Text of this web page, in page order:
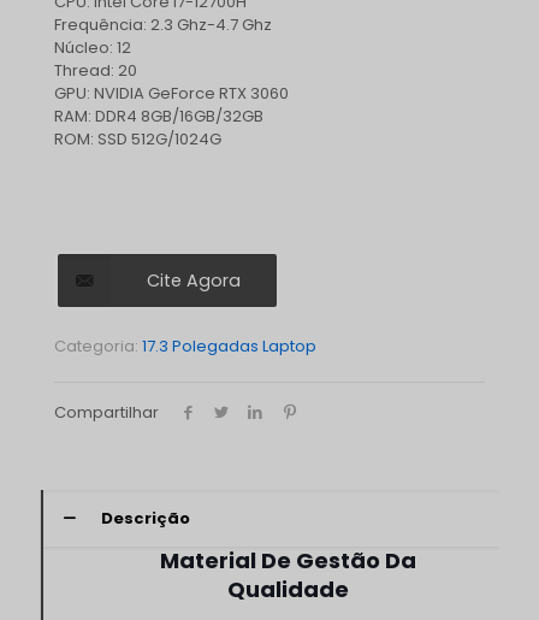
Frequência: 2.3 Ghz-4.7 Ghz
Núcleo: 12
Thread: 20
GPU: NVIDIA GeForce RTX 3060
RAM: DDR4 8GB/16GB/32GB
ROM: SSD 512G/1024G
Cite Agora
Categoria: 17.3 Polegadas Laptop
Compartilhar
Descrição
Material De Gestão Da
Qualidade